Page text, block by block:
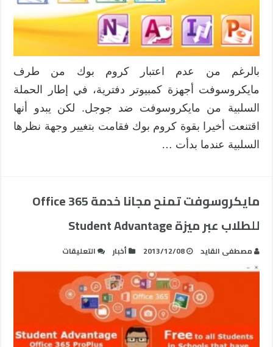
بالرغم من عدم اعتبار كروم بوك من طرف
مايكروسوفت أجهزة كمبيوتر دفترية، في إطار الحملة
السلبية من مايكروسوفت ضد جوجل. لكن يبدو أنها
اقتنعت أخيرا بقوة كروم بوك فقامت بتغيير وجهة نظرها
السلبية عندما بدأت …
مايكروسوفت تمنح مجانا خدمة Office 365
للطلاب عبر ميزة Student Advantage
مصطفى القايد 2013/12/08 أخبار التعليقات
تمنح
مجانا
خدمة
365